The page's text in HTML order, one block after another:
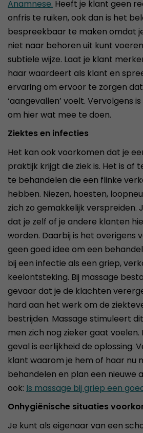
Anamnese. Heeft je klant geen
onfris te ruiken, ook dan is het
bespreekbaar te maken omdat
niet naar behoren uit kunt
subtiele wijze. Laat je klant
haar waardeert als klant en
ervaring om ervoor te zorgen
‘aangevallen’ voelt. Vervolgens
om hier wat mee te doen.
Ziektes en infecties
Het kan ook voorkomen dat je
praktijk krijgt die ziek is. Het is af
te behandelen die een flinke
hebben. Niezen, hoesten,
zich zo gemakkelijk verspreiden.
dat je zelf of je andere klanten
worden. Daarbij is het overigens
geen goed idee om een
bij een infectie als een griep,
keelontsteking. Bij massage
gevaar dat je de klachten
hard aan het werk om de
bestrijden. Massage stimuleert
men zich nog zieker gaat voelen.
geval is eerlijkheid de oplossing.
klant waarom je hem of haar nu
behandelen en plan een nieuwe
ook: Is massage bij griep een
Onhygiënische situaties
Je kunt als eigenaar van een